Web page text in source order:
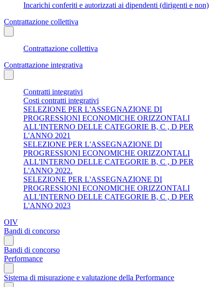
Incarichi conferiti e autorizzati ai dipendenti (dirigenti e non)
Contrattazione collettiva
Contrattazione collettiva
Contrattazione integrativa
Contratti integrativi
Costi contratti integrativi
SELEZIONE PER L'ASSEGNAZIONE DI
PROGRESSIONI ECONOMICHE ORIZZONTALI
ALL'INTERNO DELLE CATEGORIE B, C , D PER
L'ANNO 2021
SELEZIONE PER L'ASSEGNAZIONE DI
PROGRESSIONI ECONOMICHE ORIZZONTALI
ALL'INTERNO DELLE CATEGORIE B, C , D PER
L'ANNO 2022.
SELEZIONE PER L'ASSEGNAZIONE DI
PROGRESSIONI ECONOMICHE ORIZZONTALI
ALL'INTERNO DELLE CATEGORIE B, C , D PER
L'ANNO 2023
OIV
Bandi di concorso
Bandi di concorso
Performance
Sistema di misurazione e valutazione della Performance